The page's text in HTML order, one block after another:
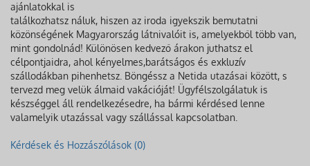
ajánlatokkal is
találkozhatsz náluk, hiszen az iroda igyekszik bemutatni
közönségének Magyarország látnivalóit is, amelyekből több van,
mint gondolnád! Különösen kedvező árakon juthatsz el
célpontjaidra, ahol kényelmes,barátságos és exkluzív
szállodákban pihenhetsz. Böngéssz a Netida utazásai között, s
tervezd meg velük álmaid vakációját! Ügyfélszolgálatuk is
készséggel áll rendelkezésedre, ha bármi kérdésed lenne
valamelyik utazással vagy szállással kapcsolatban.
Kérdések és Hozzászólások (0)